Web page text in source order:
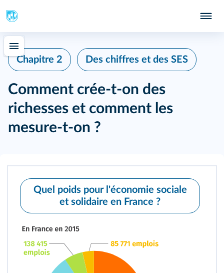
Chapitre 2 Des chiffres et des SES
Comment crée-t-on des
richesses et comment les
mesure-t-on ?
Quel poids pour l'économie sociale
et solidaire en France ?